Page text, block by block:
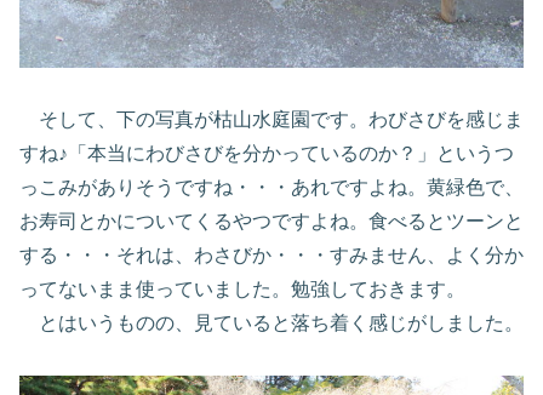
そして、下の写真が枯山水庭園です。わびさびを感じま
すね♪「本当にわびさびを分かっているのか？」というつ
っこみがありそうですね・・・あれですよね。黄緑色で、
お寿司とかについてくるやつですよね。食べるとツーンと
する・・・それは、わさびか・・・すみません、よく分か
ってないまま使っていました。勉強しておきます。
とはいうものの、見ていると落ち着く感じがしました。